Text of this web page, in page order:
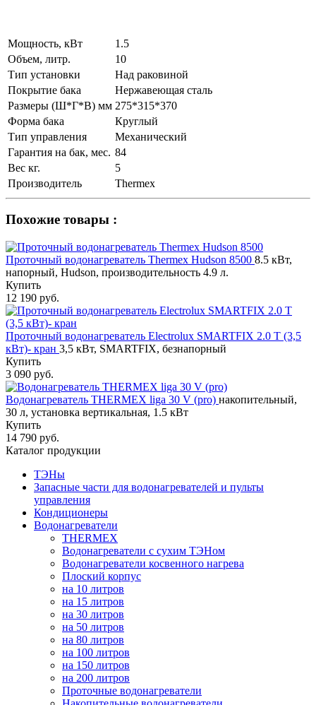
Мощность, кВт
1.5
Объем, литр.
10
Тип установки
Над раковиной
Покрытие бака
Нержавеющая сталь
Размеры (Ш*Г*В) мм 275*315*370
Форма бака
Круглый
Тип управления
Механический
Гарантия на бак, мес. 84
Вес кг.
5
Производитель
Thermex
Похожие товары :
Проточный водонагреватель Thermex Hudson 8500 8.5 кВт,
напорный, Hudson, производительность 4.9 л.
Купить
12 190 руб.
Проточный водонагреватель Electrolux SMARTFIX 2.0 Т (3,5
кВт)- кран 3,5 кВт, SMARTFIX, безнапорный
Купить
3 090 руб.
Водонагреватель THERMEX liga 30 V (pro) накопительный,
30 л, установка вертикальная, 1.5 кВт
Купить
14 790 руб.
Каталог продукции
ТЭНы
Запасные части для водонагревателей и пульты
управления
Кондиционеры
Водонагреватели
THERMEX
Водонагреватели с сухим ТЭНом
Водонагреватели косвенного нагрева
Плоский корпус
на 10 литров
на 15 литров
на 30 литров
на 50 литров
на 80 литров
на 100 литров
на 150 литров
на 200 литров
Проточные водонагреватели